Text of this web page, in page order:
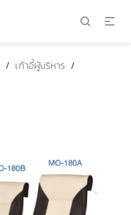
/ เก้าอี้ผู้บริหาร /